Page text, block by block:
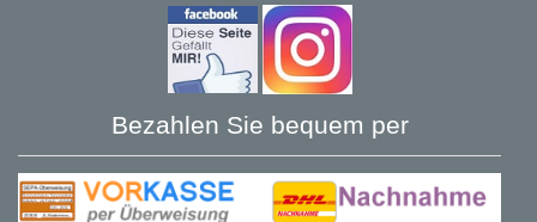
Bezahlen Sie bequem per